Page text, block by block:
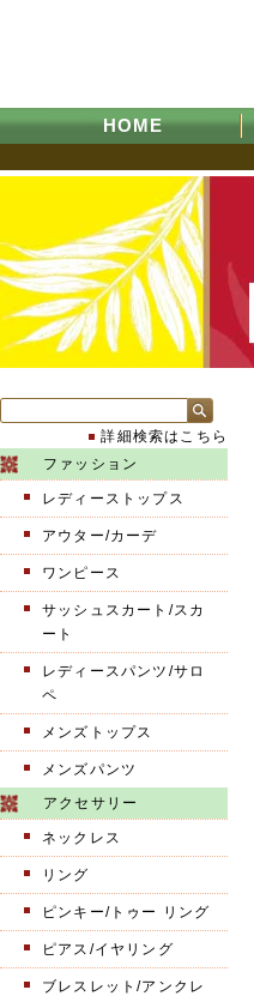
HOME
詳細検索はこちら
ファッション
レディーストップス
アウター/カーデ
ワンピース
サッシュスカート/スカ
ート
レディースパンツ/サロ
ペ
メンズトップス
メンズパンツ
アクセサリー
ネックレス
リング
ピンキー/トゥー リング
ピアス/イヤリング
ブレスレット/アンクレ